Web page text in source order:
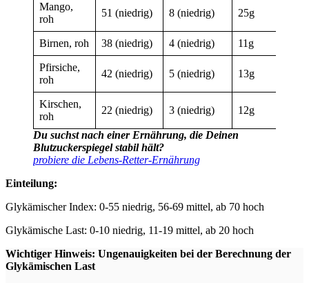
Mango,
roh
51 (niedrig) 8 (niedrig) 25g
Birnen, roh 38 (niedrig) 4 (niedrig) 11g
Pfirsiche,
roh
42 (niedrig) 5 (niedrig) 13g
Kirschen,
roh
22 (niedrig) 3 (niedrig) 12g
Du suchst nach einer Ernährung, die Deinen
Blutzuckerspiegel stabil hält?
probiere die Lebens-Retter-Ernährung
Einteilung:
Glykämischer Index: 0-55 niedrig, 56-69 mittel, ab 70 hoch
Glykämische Last: 0-10 niedrig, 11-19 mittel, ab 20 hoch
Wichtiger Hinweis: Ungenauigkeiten bei der Berechnung der
Glykämischen Last